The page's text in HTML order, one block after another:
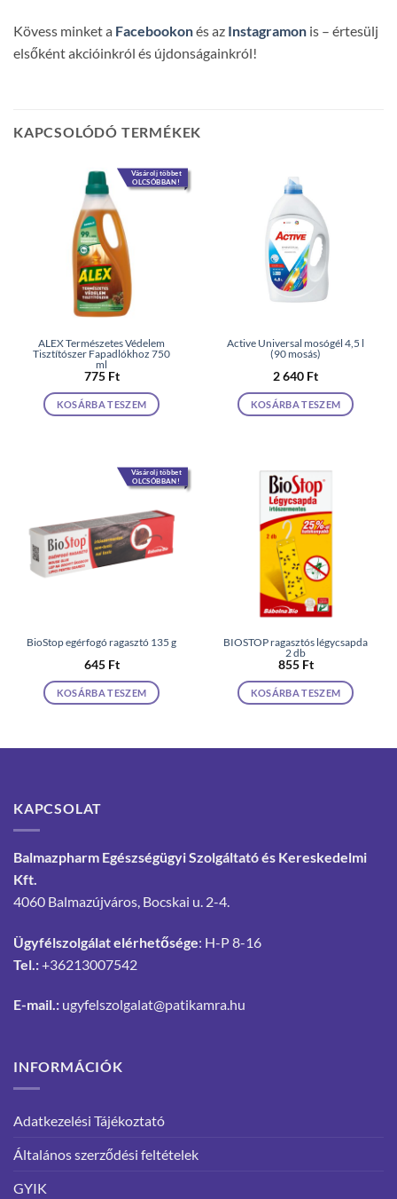
Kövess minket a Facebookonés az Instagramon is – értesülj
elsőként akcióinkról és újdonságainkról!
KAPCSOLÓDÓ TERMÉKEK
Vásárolj többet
OLCSÓBBAN!
ALEX Természetes Védelem
Tisztítószer Fapadlókhoz 750
ml
775 Ft
KOSÁRBA TESZEM
Active Universal mosógél 4,5 l
(90 mosás)
2 640 Ft
KOSÁRBA TESZEM
Vásárolj többet
OLCSÓBBAN!
BioStop egérfogó ragasztó 135 g
645 Ft
KOSÁRBA TESZEM
BIOSTOP ragasztós légycsapda
2 db
855 Ft
KOSÁRBA TESZEM
KAPCSOLAT
Balmazpharm Egészségügyi Szolgáltató és Kereskedelmi
Kft.
4060 Balmazújváros, Bocskai u. 2-4.
Ügyfélszolgálat elérhetősége: H-P 8-16
Tel.:+36213007542
E-mail.: ugyfelszolgalat@patikamra.hu
INFORMÁCIÓK
Adatkezelési Tájékoztató
Általános szerződési feltételek
GYIK